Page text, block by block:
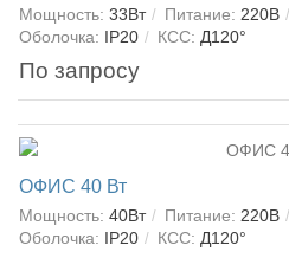
Мощность: 33Вт Питание: 220В
Оболочка: IP20 КСС: Д120°
По запросу
ОФИС 40 Вт
Мощность: 40Вт Питание: 220В
Оболочка: IP20 КСС: Д120°